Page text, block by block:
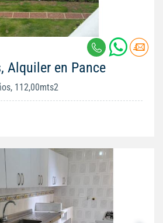
Alquiler en Pance
112,00mts2